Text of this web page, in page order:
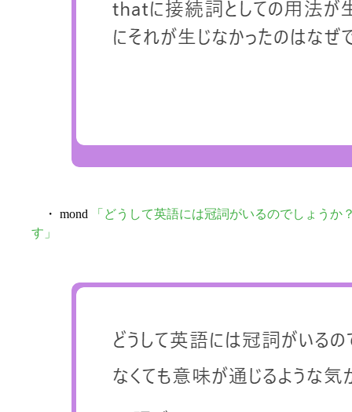
・ mond
「どうして英語には冠詞がいるのでしょう
す」